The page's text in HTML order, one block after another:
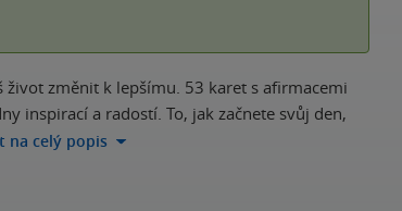
změnit k lepšímu. 53 karet s afirmacemi
inspirací a radostí. To, jak začnete svůj den,
na celý popis